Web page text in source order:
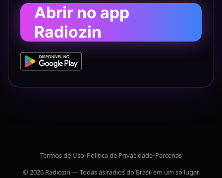
Abrir no app
Radiozin
Termos de Uso•Política de Privacidade•Parcerias
© 2026 Radiozin — Todas as rádios do Brasil em um só lugar.